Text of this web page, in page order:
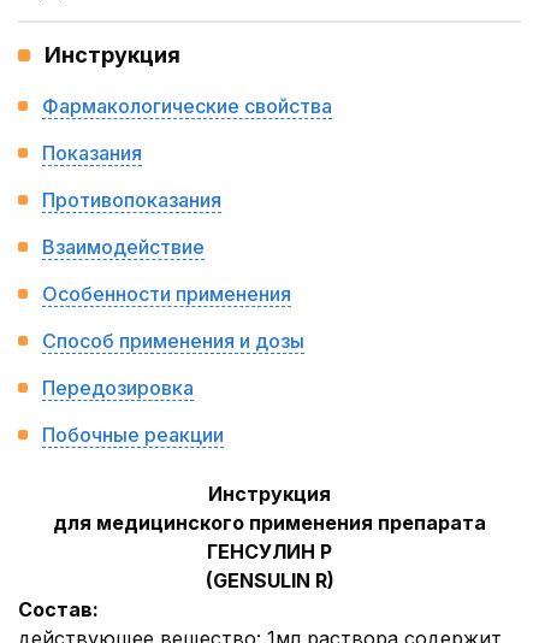
Инструкция
Фармакологические свойства
Показания
Противопоказания
Взаимодействие
Особенности применения
Способ применения и дозы
Передозировка
Побочные реакции
Инструкция
для медицинского применения препарата
ГЕНСУЛИН P
(GENSULIN R)
Состав:
действующее вещество: 1мл раствора содержит